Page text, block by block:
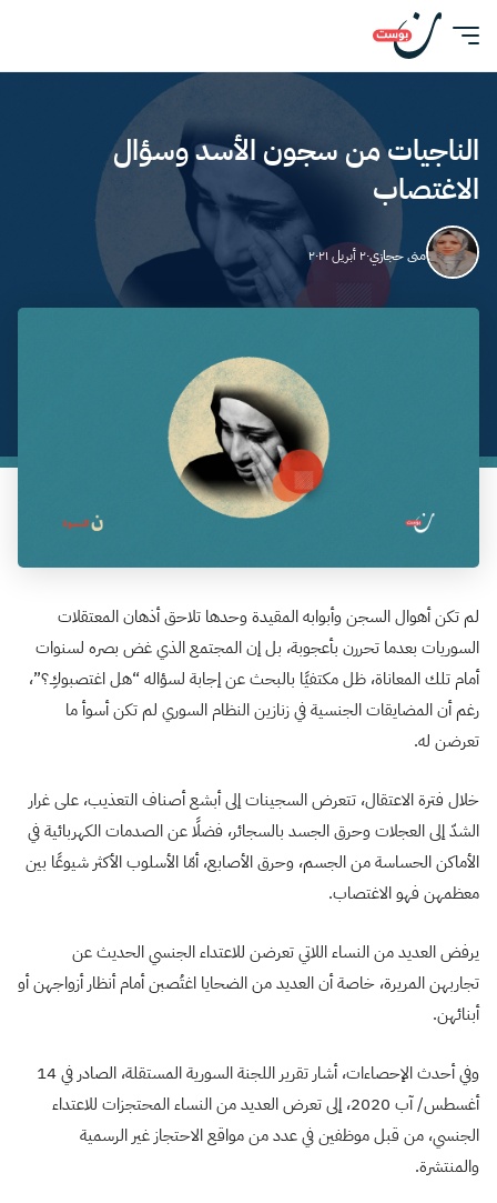
الناجيات من سجون الأسد وسؤال
الاغتصاب
منى حجازي٢٠ أبريل ٢٠٢١
لم تكن أهوال السجن وأبوابه المقيدة وحدها تلاحق أذهان المعتقلات
السوريات بعدما تحررن بأعجوبة، بل إن المجتمع الذي غض بصره لسنوات
أمام تلك المعاناة، ظل مكتفيًا بالبحث عن إجابة لسؤاله “هل اغتصبوكِ؟”،
رغم أن المضايقات الجنسية في زنازين النظام السوري لم تكن أسوأ ما
تعرضن له.
خلال فترة الاعتقال، تتعرض السجينات إلى أبشع أصناف التعذيب، على غرار
الشدّ إلى العجلات وحرق الجسد بالسجائر، فضلًا عن الصدمات الكهربائية في
الأماكن الحساسة من الجسم، وحرق الأصابع، أمّا الأسلوب الأكثر شيوعًا بين
معظمهن فهو الاغتصاب.
يرفض العديد من النساء اللاتي تعرضن للاعتداء الجنسي الحديث عن
تجاربهن المريرة، خاصة أن العديد من الضحايا اغتُصبن أمام أنظار أزواجهن أو
أبنائهن.
وفي أحدث الإحصاءات، أشار تقرير اللجنة السورية المستقلة، الصادر في 14
أغسطس/ آب 2020، إلى تعرض العديد من النساء المحتجزات للاعتداء
الجنسي، من قبل موظفين في عدد من مواقع الاحتجاز غير الرسمية
والمنتشرة.